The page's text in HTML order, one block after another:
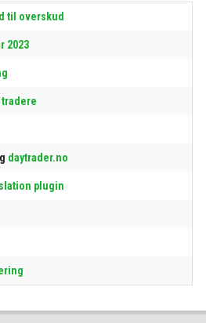
til overskud
2023
daytrader.no
plugin